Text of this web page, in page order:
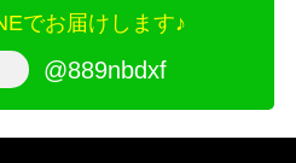
でお届けします♪
@889nbdxf